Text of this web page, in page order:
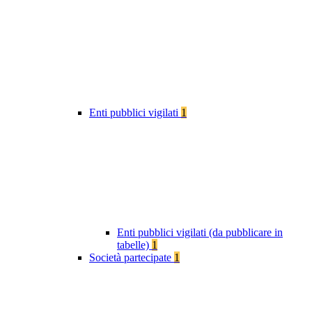
Enti pubblici vigilati 1
Enti pubblici vigilati (da pubblicare in
tabelle) 1
Società partecipate 1